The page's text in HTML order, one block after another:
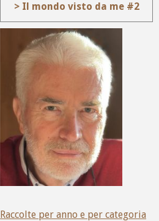
> Il mondo visto da me #2
Raccolte per anno e per categoria